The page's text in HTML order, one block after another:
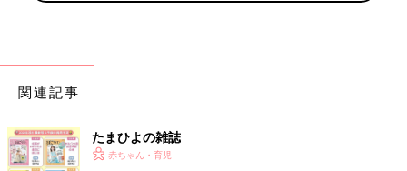
関連記事
たまひよの雑誌
赤ちゃん・育児